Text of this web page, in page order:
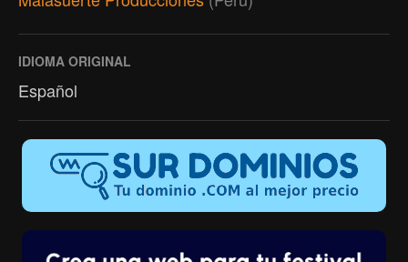
IDIOMA ORIGINAL
Español